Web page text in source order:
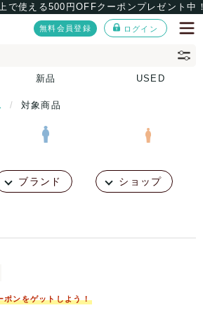
で使える500円OFFクーポンプレゼント中
無料会員登録 ログイン
新品 USED
対象商品
ブランド ショップ
ポンをゲットしよう！